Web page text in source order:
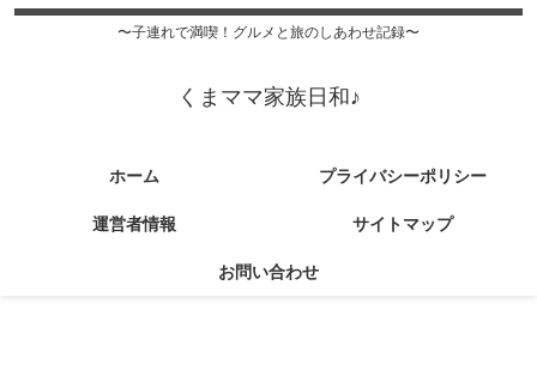
〜子連れで満喫！グルメと旅のしあわせ記録〜
くまママ家族日和♪
ホーム プライバシーポリシー
運営者情報 サイトマップ
お問い合わせ